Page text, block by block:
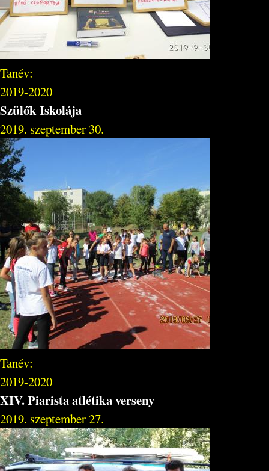
Tanév:
2019-2020
Szülők Iskolája
2019. szeptember 30.
Tanév:
2019-2020
XIV. Piarista atlétika verseny
2019. szeptember 27.